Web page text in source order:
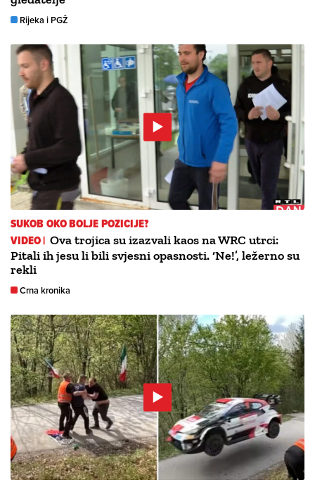
Rijeka i PGŽ
SUKOB OKO BOLJE POZICIJE?
VIDEO | Ova trojica su izazvali kaos na WRC utrci:
Pitali ih jesu li bili svjesni opasnosti. ‘Ne!’, ležerno su
rekli
Crna kronika